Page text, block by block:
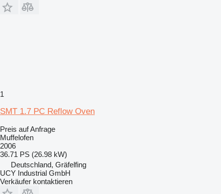
1
SMT 1.7 PC Reflow Oven
Preis auf Anfrage
Muffelofen
2006
36.71 PS (26.98 kW)
Deutschland, Gräfelfing
UCY Industrial GmbH
Verkäufer kontaktieren